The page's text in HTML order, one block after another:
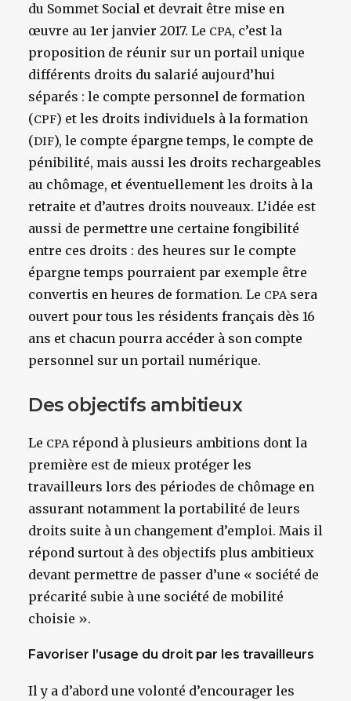
du Sommet Social et devrait être mise en
œuvre au 1er janvier 2017. Le CPA, c’est la
proposition de réunir sur un portail unique
différents droits du salarié aujourd’hui
séparés : le compte personnel de formation
(CPF) et les droits individuels à la formation
(DIF), le compte épargne temps, le compte de
pénibilité, mais aussi les droits rechargeables
au chômage, et éventuellement les droits à la
retraite et d’autres droits nouveaux. L’idée est
aussi de permettre une certaine fongibilité
entre ces droits : des heures sur le compte
épargne temps pourraient par exemple être
convertis en heures de formation. Le CPAsera
ouvert pour tous les résidents français dès 16
ans et chacun pourra accéder à son compte
personnel sur un portail numérique.
Des objectifs ambitieux
Le CPArépond à plusieurs ambitions dont la
première est de mieux protéger les
travailleurs lors des périodes de chômage en
assurant notamment la portabilité de leurs
droits suite à un changement d’emploi. Mais il
répond surtout à des objectifs plus ambitieux
devant permettre de passer d’une « société de
précarité subie à une société de mobilité
choisie ».
Favoriser l’usage du droit par les travailleurs
Il y a d’abord une volonté d’encourager les